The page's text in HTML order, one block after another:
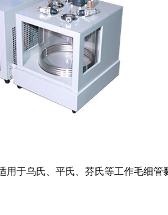
于乌氏、平氏、芬氏等工作毛细